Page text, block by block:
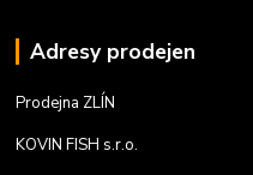
Adresy prodejen
Prodejna ZLÍN
KOVIN FISH s.r.o.